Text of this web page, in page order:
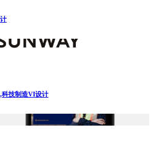
科技制造VI设计